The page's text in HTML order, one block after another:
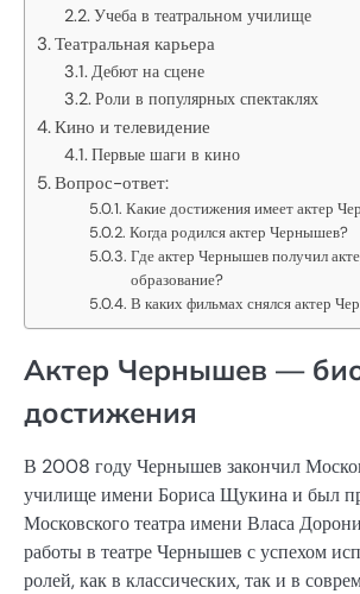
Учеба в театральном училище
Театральная карьера
Дебют на сцене
Роли в популярных спектаклях
Кино и телевидение
Первые шаги в кино
Вопрос-ответ:
Какие достижения имеет актер
Когда родился актер Чернышев?
Где актер Чернышев получил
образование?
В каких фильмах снялся актер
Актер Чернышев —
достижения
В 2008 году Чернышев закончил
училище имени Бориса Щукина и был
Московского театра имени Власа
работы в театре Чернышев с успехом
ролей, как в классических, так и в